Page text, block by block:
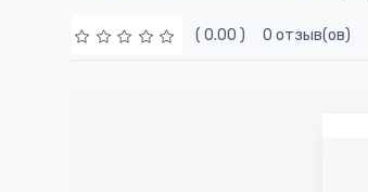
( 0.00 ) 0 отзыв(ов)